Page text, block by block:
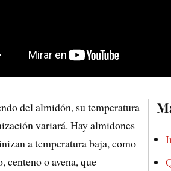
del almidón, su temperatura
variará. Hay almidones
a temperatura baja, como
centeno o avena, que